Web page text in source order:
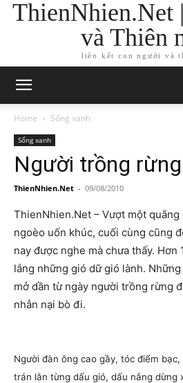
ThienNhien.Net
và Thiên
liên kết con người và
Home Sống xanh
Sống xanh
Người trồng rừng
ThienNhien.Net - 09/08/2010
ThienNhien.Net – Vượt một quãng
ngoèo uốn khúc, cuối cùng cũng
nay được nghe mà chưa thấy. Hơn
lắng những gió dữ gió lành.
mở dần từ ngày người trồng rừng
nhẫn nại bò đi.
Người đàn ông cao gầy, tóc điểm
trán lằn từng dấu gió, dấu nắng dừng